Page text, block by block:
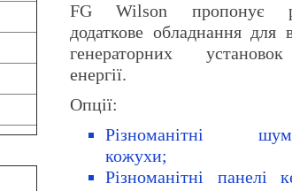
FG Wilson пропонує
додаткове обладнання для
генераторних
енергії.
Опції:
Різноманітні
кожухи;
Різноманітні панелі